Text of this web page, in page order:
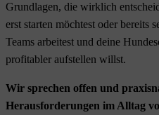
Grundlagen, die wirklich
erst starten möchtest oder bereits
Teams arbeitest und deine
profitabler aufstellen willst.
Wir sprechen offen und
Herausforderungen im Alltag